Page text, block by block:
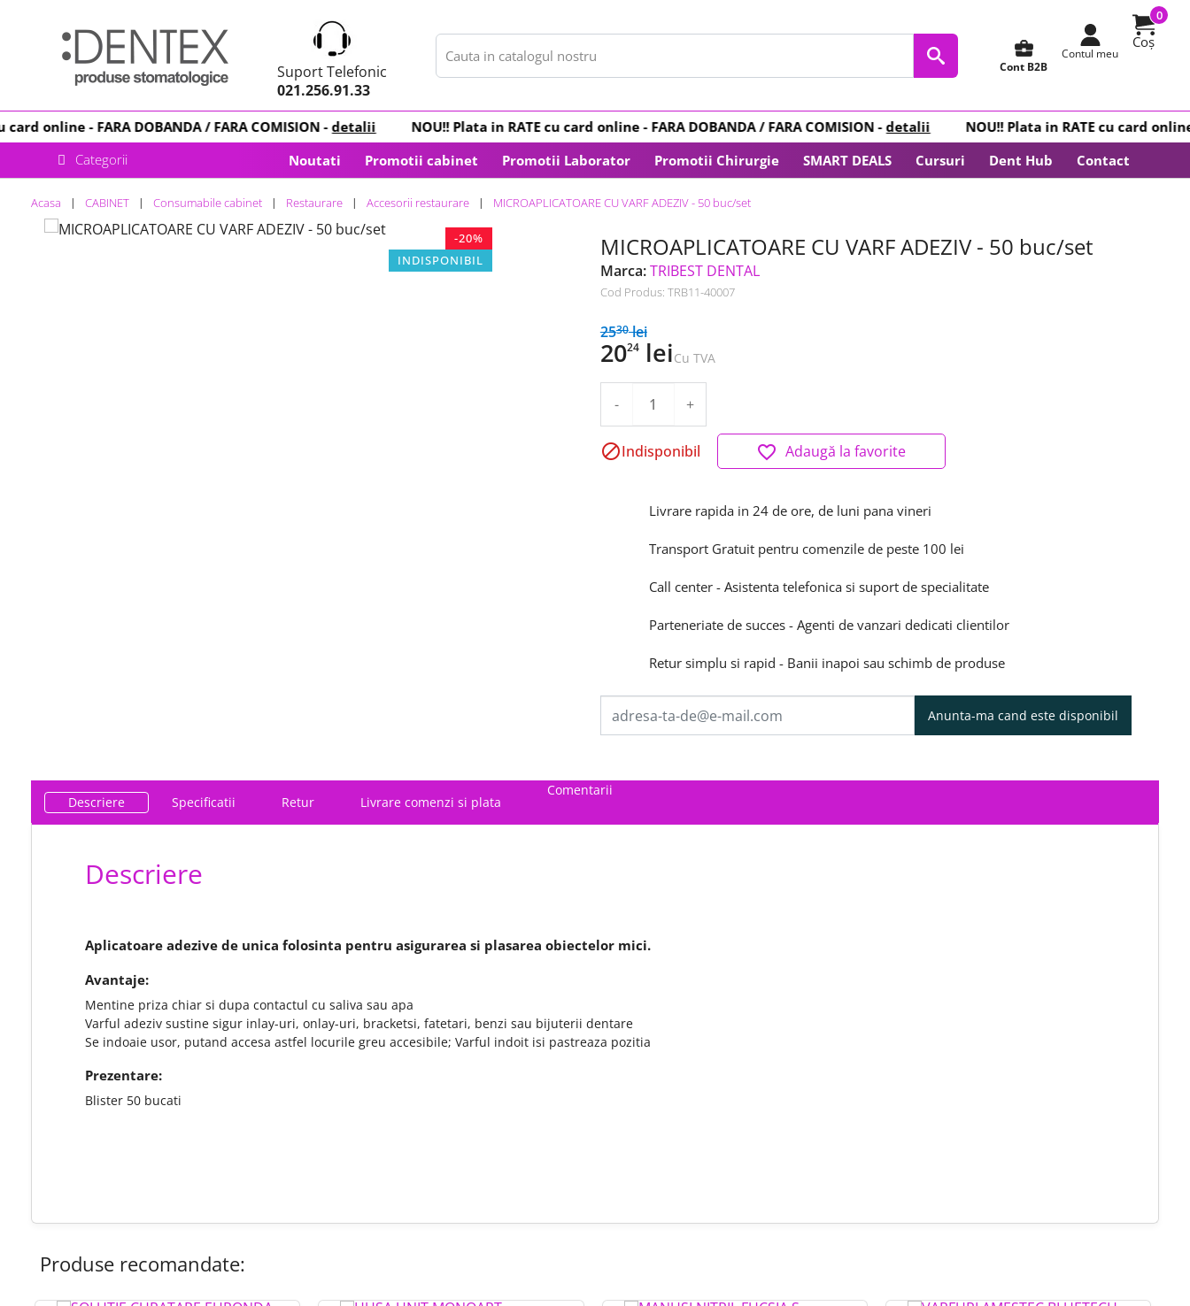
Suport Telefonic
021.256.91.33
business_center
Cont B2B
Contul meu
Coș
0
online -FARA DOBANDA/ FARA COMISION -detalii NOU!! Plata inRATEcu card online -FARA DOBANDA/ FARA COMISION -detalii NOU!! Plata inRATEcu card online -
Categorii
Noutati Promotii cabinet Promotii Laborator Promotii Chirurgie SMART DEALS Cursuri Dent Hub Contact
Acasa CABINET Consumabile cabinet Restaurare Accesorii restaurare MICROAPLICATOARE CU VARF ADEZIV - 50 buc/set
-20%
INDISPONIBIL
MICROAPLICATOARE CU VARF ADEZIV - 50 buc/set
Marca:TRIBEST DENTAL
Cod Produs: TRB11-40007
2530lei
2024leiCu TVA
- +
Indisponibil favorite_border Adaugă la favorite
Livrare rapida in 24 de ore, de luni pana vineri
Transport Gratuit pentru comenzile de peste 100 lei
Call center - Asistenta telefonica si suport de specialitate
Parteneriate de succes - Agenti de vanzari dedicati clientilor
Retur simplu si rapid - Banii inapoi sau schimb de produse
Anunta-ma cand este disponibil
Descriere Specificatii Retur Livrare comenzi si plata
Comentarii
Descriere
Aplicatoare adezive de unica folosinta pentru asigurarea si plasarea obiectelor mici.
Avantaje:
Mentine priza chiar si dupa contactul cu saliva sau apa
Varful adeziv sustine sigur inlay-uri, onlay-uri, bracketsi, fatetari, benzi sau bijuterii dentare
Se indoaie usor, putand accesa astfel locurile greu accesibile; Varful indoit isi pastreaza pozitia
Prezentare:
Blister 50 bucati
Produse recomandate: